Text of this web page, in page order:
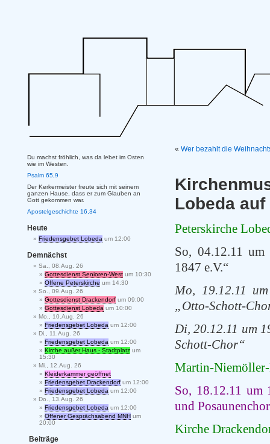
« Wer bezahlt die
Lobeda
Peterskirche
So, 04.12.11
1847 e.V.“
Mo, 19.12.11
„Otto-Schott-
Di, 20.12.11 um
Schott-Chor“
Martin-
So, 18.12.11 um
und Posaunenchor
Kirche
Du machst fröhlich, was da lebet im Osten
wie im Westen.
Psalm 65,9
Der Kerkermeister freute sich mit seinem
ganzen Hause, dass er zum Glauben an
Gott gekommen war.
Apostelgeschichte 16,34
Heute
Friedensgebet Lobeda um 12:00
Demnächst
Sa., 08.Aug. 26
Gottesdienst Senioren-West um 10:30
Offene Peterskirche um 14:30
So., 09.Aug. 26
Gottesdienst Drackendorf um 09:00
Gottesdienst Lobeda um 10:00
Mo., 10.Aug. 26
Friedensgebet Lobeda um 12:00
Di., 11.Aug. 26
Friedensgebet Lobeda um 12:00
Kirche außer Haus - Stadtplatz um
15:30
Mi., 12.Aug. 26
Kleiderkammer geöffnet
Friedensgebet Drackendorf um 12:00
Friedensgebet Lobeda um 12:00
Do., 13.Aug. 26
Friedensgebet Lobeda um 12:00
Offener Gesprächsabend MNH um
20:00
Beiträge